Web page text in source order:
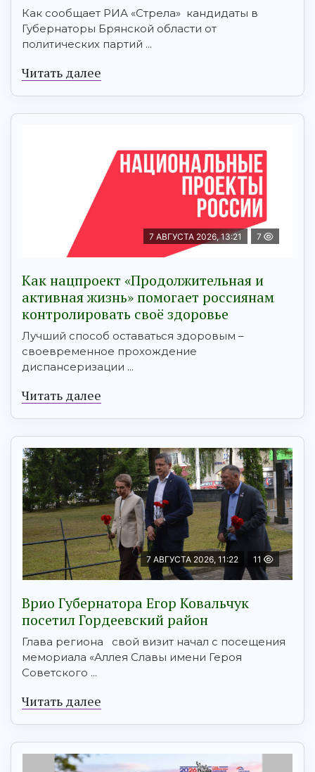
Как сообщает РИА «Стрела» кандидаты в
Губернаторы Брянской области от
политических партий ...
Читать далее
7 АВГУСТА 2026, 13:21 7
Как нацпроект «Продолжительная и
активная жизнь» помогает россиянам
контролировать своё здоровье
Лучший способ оставаться здоровым –
своевременное прохождение
диспансеризации ...
Читать далее
7 АВГУСТА 2026, 11:22 11
Врио Губернатора Егор Ковальчук
посетил Гордеевский район
Глава региона свой визит начал с посещения
мемориала «Аллея Славы имени Героя
Советского ...
Читать далее